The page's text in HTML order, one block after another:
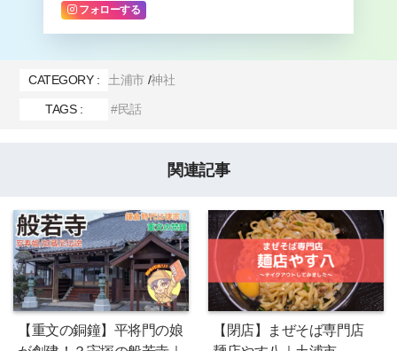
フォローする
CATEGORY : 土浦市 神社
TAGS : 民話
関連記事
【重文の銅鐘】平将門の娘
【閉店】まぜそば専門店